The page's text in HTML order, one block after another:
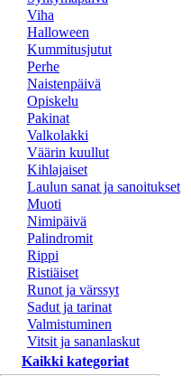
Viha
Halloween
Kummitusjutut
Perhe
Naistenpäivä
Opiskelu
Pakinat
Valkolakki
Väärin kuullut
Kihlajaiset
Laulun sanat ja sanoitukset
Muoti
Nimipäivä
Palindromit
Rippi
Ristiäiset
Runot ja värssyt
Sadut ja tarinat
Valmistuminen
Vitsit ja sananlaskut
Kaikki kategoriat